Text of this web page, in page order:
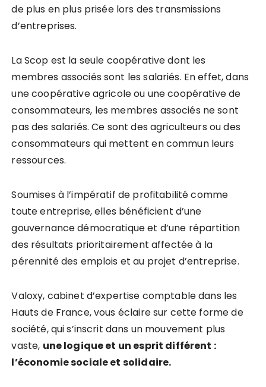
de plus en plus prisée lors des transmissions
d’entreprises.
La Scop est la seule coopérative dont les
membres associés sont les salariés. En effet, dans
une coopérative agricole ou une coopérative de
consommateurs, les membres associés ne sont
pas des salariés. Ce sont des agriculteurs ou des
consommateurs qui mettent en commun leurs
ressources.
Soumises à l’impératif de profitabilité comme
toute entreprise, elles bénéficient d’une
gouvernance démocratique et d’une répartition
des résultats prioritairement affectée à la
pérennité des emplois et au projet d’entreprise.
Valoxy, cabinet d’expertise comptable dans les
Hauts de France, vous éclaire sur cette forme de
société, qui s’inscrit dans un mouvement plus
vaste, une logique et un esprit différent :
l’économie sociale et solidaire.